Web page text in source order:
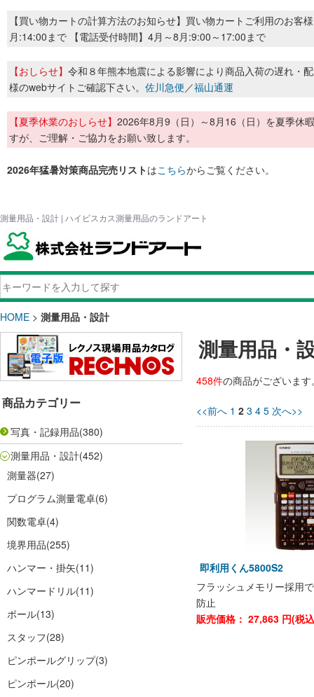
【買い物カートの計算方法のお知らせ】買い物カートご利用のお客
月:14:00まで 【電話受付時間】4月～8月:9:00～17:00まで
【おしらせ】 令和８年熊本地震による影響により商品入荷の遅れ・
様のwebサイトご確認下さい。 佐川急便／福山通運
【夏季休業のおしらせ】 2026年8月9（日）～8月16（日）を夏季休
すが、ご理解・ご協力をお願い致します。
2026年猛暑対策商品完売リストはこちらからご覧ください。
測量用品・設計 | ハイビスカス測量用品のランドアート
HOME > 測量用品・設計
商品カテゴリー
写真・記録用品(380)
測量用品・設計(452)
測量器(27)
プログラム測量電卓(6)
関数電卓(4)
境界用品(255)
ハンマー・掛矢(11)
ハンマードリル(11)
ポール(13)
スタッフ(28)
ピンポールグリップ(3)
ピンポール(20)
測量用品・
458件の商品がございます
<<前へ 1 2 3 4 5 次へ>>
即利用くん5800S2
フラッシュメモリー採用
防止
販売価格： 27,863 円(税